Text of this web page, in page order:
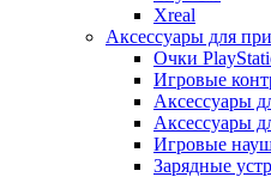
Xreal
Аксессуары для
Очки
Игровые
Аксессуары
Аксессуары
Игровые
Зарядные